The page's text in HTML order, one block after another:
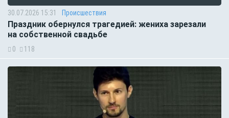
30.07.2026 15:31 Происшествия
Праздник обернулся трагедией: жениха зарезали
на собственной свадьбе
0 118